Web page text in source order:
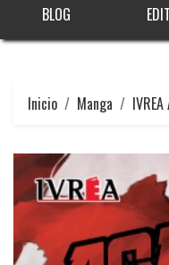
BLOG
Inicio Manga